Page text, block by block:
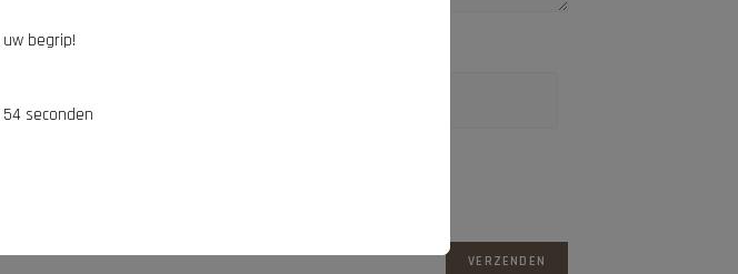
begrip!
54seconden